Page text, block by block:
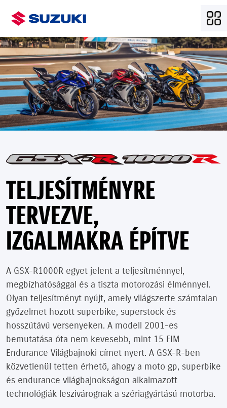
TELJESÍTMÉNYRE
TERVEZVE,
IZGALMAKRA ÉPÍTVE
A GSX-R1000R egyet jelent a teljesítménnyel,
megbízhatósággal és a tiszta motorozási élménnyel.
Olyan teljesítményt nyújt, amely világszerte számtalan
győzelmet hozott superbike, superstock és
hosszútávú versenyeken. A modell 2001-es
bemutatása óta nem kevesebb, mint 15 FIM
Endurance Világbajnoki címet nyert. A GSX-R-ben
közvetlenül tetten érhető, ahogy a moto gp, superbike
és endurance világbajnokságon alkalmazott
technológiák leszivárognak a szériagyártású motorba.